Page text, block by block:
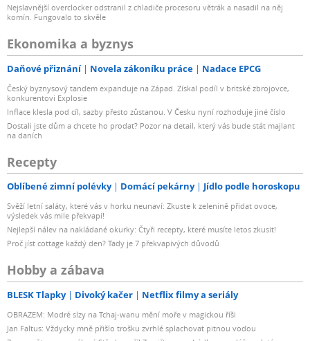
Nejslavnější overclocker odstranil z chladiče procesoru větrák a nasadil na něj
komín. Fungovalo to skvěle
Ekonomika a byznys
Daňové přiznání Novela zákoníku práce Nadace EPCG
Český byznysový tandem expanduje na Západ. Získal podíl v britské zbrojovce,
konkurentovi Explosie
Inflace klesla pod cíl, sazby přesto zůstanou. V Česku nyní rozhoduje jiné číslo
Dostali jste dům a chcete ho prodat? Pozor na detail, který vás bude stát majlant
na daních
Recepty
Oblíbené zimní polévky Domácí pekárny Jídlo podle horoskopu
Svěží letní saláty, které vás v horku neunaví: Zkuste k zelenině přidat ovoce,
výsledek vás mile překvapí!
Nejlepší nálev na nakládané okurky: Čtyři recepty, které musíte letos zkusit!
Proč jíst cottage každý den? Tady je 7 překvapivých důvodů
Hobby a zábava
BLESK Tlapky Divoký kačer Netflix filmy a seriály
OBRAZEM: Modré slzy na Tchaj-wanu mění moře v magickou říši
Jan Faltus: Vždycky mně přišlo trošku zvrhlé splachovat pitnou vodou